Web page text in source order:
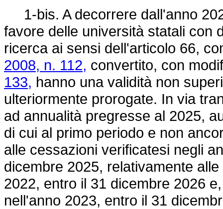
1-bis. A decorrere dall'anno
favore delle università statali con
ricerca ai sensi dell'articolo 66,
2008, n. 112, convertito, con
133, hanno una validità non
ulteriormente prorogate. In via
ad annualità pregresse al 2025,
di cui al primo periodo e non
alle cessazioni verificatesi negli
dicembre 2025, relativamente
2022, entro il 31 dicembre 2026
nell'anno 2023, entro il 31